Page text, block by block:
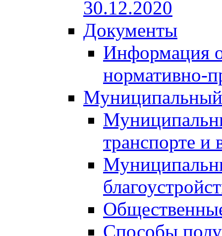
30.12.2020
Документы
Информация
нормативно-
Муниципальный
транспорте и
Способы